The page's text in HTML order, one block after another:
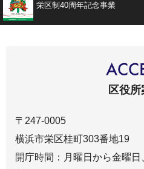
栄区制40周年記念事業
区役所
〒247-0005
横浜市栄区桂町303番地19
開庁時間：月曜日から金曜